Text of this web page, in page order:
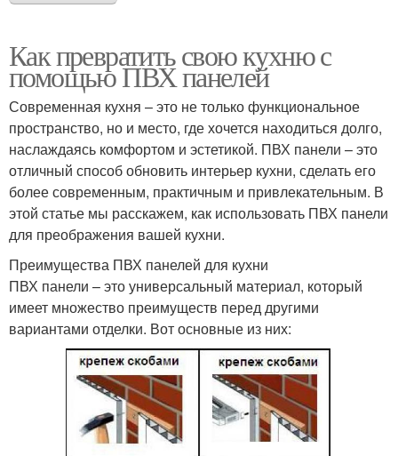
Как превратить свою кухню с
помощью ПВХ панелей
Современная кухня – это не только функциональное
пространство, но и место, где хочется находиться долго,
наслаждаясь комфортом и эстетикой. ПВХ панели – это
отличный способ обновить интерьер кухни, сделать его
более современным, практичным и привлекательным. В
этой статье мы расскажем, как использовать ПВХ панели
для преображения вашей кухни.
Преимущества ПВХ панелей для кухни
ПВХ панели – это универсальный материал, который
имеет множество преимуществ перед другими
вариантами отделки. Вот основные из них: